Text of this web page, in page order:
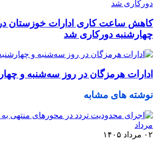
کاهش ساعت کاری ادارات خوزستان
چهارشنبه دورکاری شد
ادارات هرمزگان در روز سه‌شنبه و
نوشته های مشابه
۰۲ مرداد ۱۴۰۵